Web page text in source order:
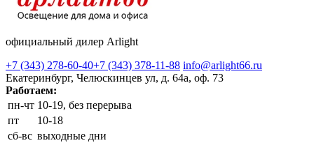
официальный дилер Arlight
+7 (343) 278-60-40+7 (343) 378-11-88 info@arlight66.ru
Екатеринбург, Челюскинцев ул, д. 64а, оф. 73
Работаем:
пн-чт 10-19, без перерыва
пт
10-18
сб-вс выходные дни